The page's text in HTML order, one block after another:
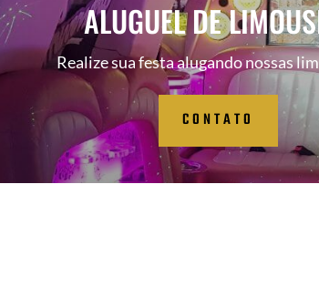
ALUGUEL DE
Realize sua festa alugando nossas
CONTATO